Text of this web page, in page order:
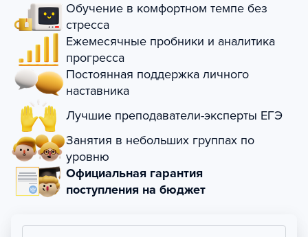
Обучение в комфортном темпе без
стресса
Ежемесячные пробники и аналитика
прогресса
Постоянная поддержка личного
наставника
Лучшие преподаватели-эксперты ЕГЭ
Занятия в небольших группах по
уровню
Официальная гарантия
поступления на бюджет